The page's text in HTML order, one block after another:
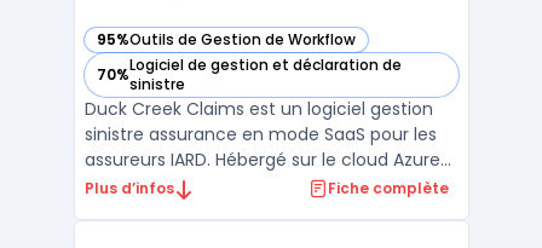
95%Outils de Gestion de Workflow
— voir Duck Creek Claims dans cette catégorie
70%Logiciel de gestion et déclaration de
sinistre
— voir Duck Creek Claims dans cette catégorie
Duck Creek Claims est un logiciel gestion
sinistre assurance en mode SaaS pour les
assureurs IARD. Hébergé sur le cloud Azure
assurance, il s’intègre au SI via APIs ouvertes
Plus d’infos Fiche complète